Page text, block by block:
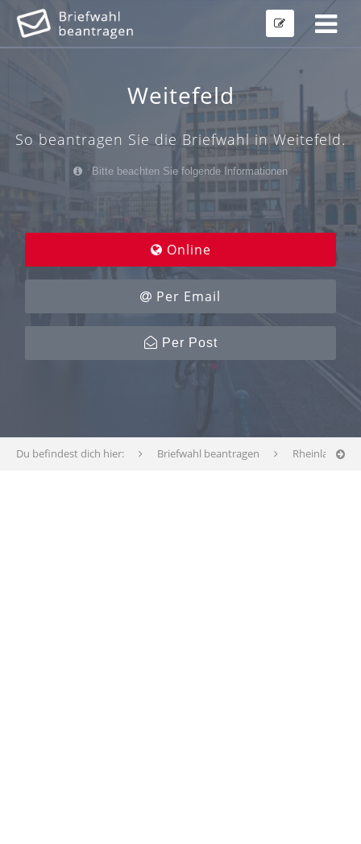
Weitefeld
So beantragen Sie die Briefwahl in Weitefeld.
Bitte beachten Sie folgende Informationen
Online
Per Email
Per Post
Du befindest dich hier: Briefwahl beantragen Rheinland-